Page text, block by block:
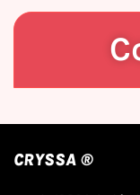
CRYSSA ®